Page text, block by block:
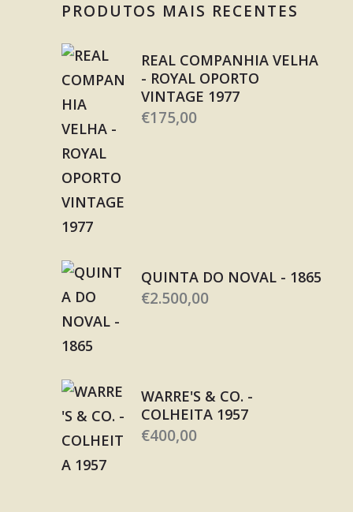
PRODUTOS MAIS RECENTES
REAL COMPANHIA VELHA
- ROYAL OPORTO
VINTAGE 1977
€175,00
QUINTA DO NOVAL - 1865
€2.500,00
WARRE'S & CO. -
COLHEITA 1957
€400,00